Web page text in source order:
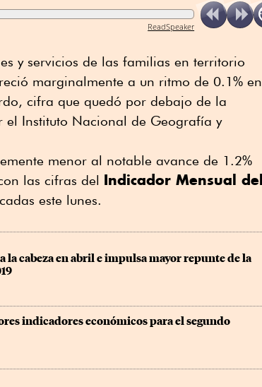
ReadSpeaker
y servicios de las familias en territorio
marginalmente a un ritmo de 0.1% en
cifra que quedó por debajo de la
Instituto Nacional de Geografía y
menor al notable avance de 1.2%
las cifras del Indicador Mensual del
este lunes.
la cabeza en abril e impulsa mayor repunte de la
indicadores económicos para el segundo